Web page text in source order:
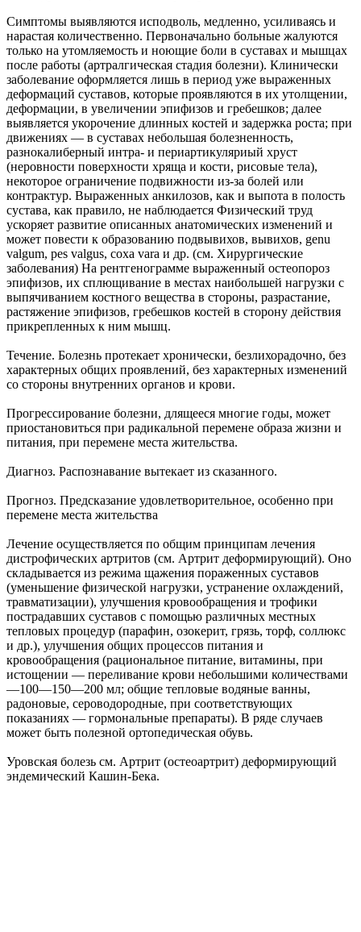
Симптомы выявляются исподволь, медленно, усиливаясь и
нарастая количественно. Первоначально больные жалуются
только на утомляемость и ноющие боли в суставах и мышцах
после работы (артралгическая стадия болезни). Клинически
заболевание оформляется лишь в период уже выраженных
деформаций суставов, которые проявляются в их утолщении,
деформации, в увеличении эпифизов и гребешков; далее
выявляется укорочение длинных костей и задержка роста; при
движениях — в суставах небольшая болезненность,
разнокалиберный интра- и периартикуляриый хруст
(неровности поверхности хряща и кости, рисовые тела),
некоторое ограничение подвижности из-за болей или
контрактур. Выраженных анкилозов, как и выпота в полость
сустава, как правило, не наблюдается Физический труд
ускоряет развитие описанных анатомических изменений и
может повести к образованию подвывихов, вывихов, genu
valgum, pes valgus, coxa vara и др. (см. Хирургические
заболевания) На рентгенограмме выраженный остеопороз
эпифизов, их сплющивание в местах наибольшей нагрузки с
выпячиванием костного вещества в стороны, разрастание,
растяжение эпифизов, гребешков костей в сторону действия
прикрепленных к ним мышц.
Течение. Болезнь протекает хронически, безлихорадочно, без
характерных общих проявлений, без характерных изменений
со стороны внутренних органов и крови.
Прогрессирование болезни, длящееся многие годы, может
приостановиться при радикальной перемене образа жизни и
питания, при перемене места жительства.
Диагноз. Распознавание вытекает из сказанного.
Прогноз. Предсказание удовлетворительное, особенно при
перемене места жительства
Лечение осуществляется по общим принципам лечения
дистрофических артритов (см. Артрит деформирующий). Оно
складывается из режима щажения пораженных суставов
(уменьшение физической нагрузки, устранение охлаждений,
травматизации), улучшения кровообращения и трофики
пострадавших суставов с помощью различных местных
тепловых процедур (парафин, озокерит, грязь, торф, соллюкс
и др.), улучшения общих процессов питания и
кровообращения (рациональное питание, витамины, при
истощении — переливание крови небольшими количествами
—100—150—200 мл; общие тепловые водяные ванны,
радоновые, сероводородные, при соответствующих
показаниях — гормональные препараты). В ряде случаев
может быть полезной ортопедическая обувь.
Уровская болезь см. Артрит (остеоартрит) деформирующий
эндемический Кашин-Бека.